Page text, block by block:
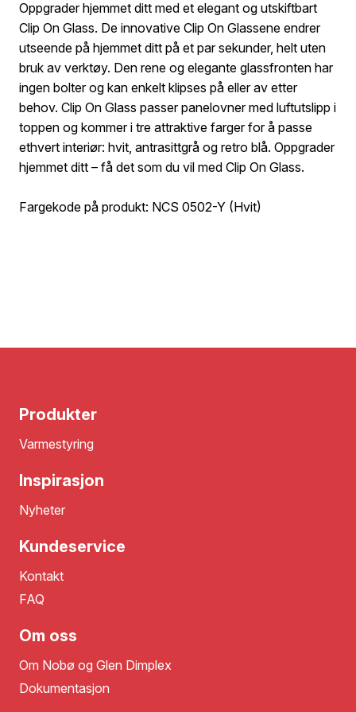
Oppgrader hjemmet ditt med et elegant og utskiftbart
Clip On Glass. De innovative Clip On Glassene endrer
utseende på hjemmet ditt på et par sekunder, helt uten
bruk av verktøy. Den rene og elegante glassfronten har
ingen bolter og kan enkelt klipses på eller av etter
behov. Clip On Glass passer panelovner med luftutslipp i
toppen og kommer i tre attraktive farger for å passe
ethvert interiør: hvit, antrasittgrå og retro blå. Oppgrader
hjemmet ditt – få det som du vil med Clip On Glass.
Fargekode på produkt: NCS 0502-Y (Hvit)
Produkter
Varmestyring
Inspirasjon
Nyheter
Kundeservice
Kontakt
FAQ
Om oss
Om Nobø og Glen Dimplex
Dokumentasjon